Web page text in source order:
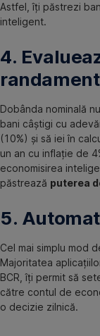
Astfel, îți păstrezi
inteligent.
4.
Dobânda nominală
bani câștigi cu
(10%) și să iei în
un an cu inflație de
economisirea
păstrează puterea
5.
Cel mai simplu mod
Majoritatea
BCR, îți permit să
către contul de
o decizie zilnică.